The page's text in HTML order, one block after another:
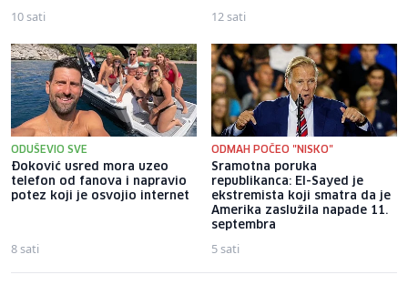
10 sati 12 sati
ODUŠEVIO SVE
Đoković usred mora uzeo
telefon od fanova i napravio
potez koji je osvojio internet
8 sati
ODMAH POČEO "NISKO"
Sramotna poruka
republikanca: El-Sayed je
ekstremista koji smatra da je
Amerika zaslužila napade 11.
septembra
5 sati